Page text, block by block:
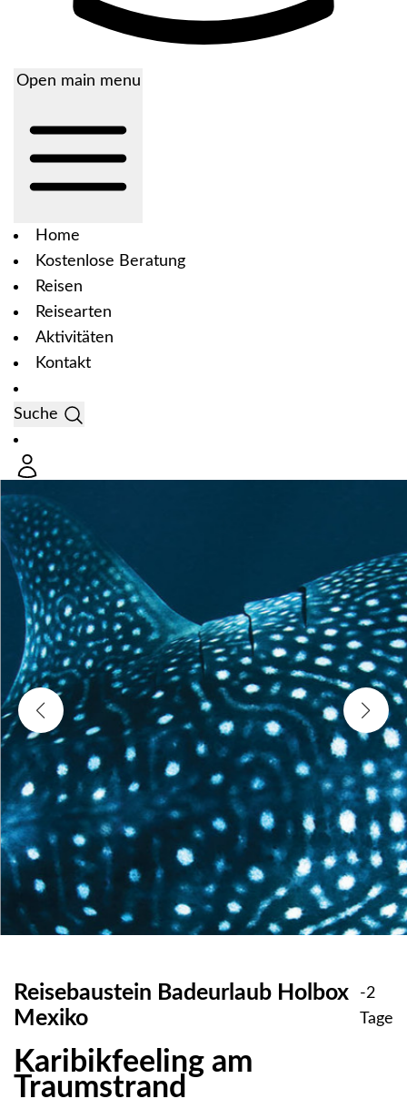
Open main menu
Home
Kostenlose Beratung
Reisen
Reisearten
Aktivitäten
Kontakt
Suche
Reisebaustein Badeurlaub Holbox
Mexiko
Karibikfeeling am
Traumstrand
-2
Tage